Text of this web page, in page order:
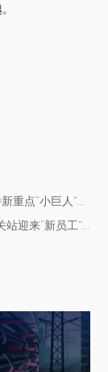
迎来“新员工”...